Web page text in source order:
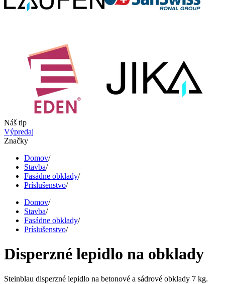
Náš tip
Výpredaj
Značky
Domov/
Stavba/
Fasádne obklady/
Príslušenstvo/
Domov/
Stavba/
Fasádne obklady/
Príslušenstvo/
Disperzné lepidlo na obklady
Steinblau disperzné lepidlo na betonové a sádrové obklady 7 kg.